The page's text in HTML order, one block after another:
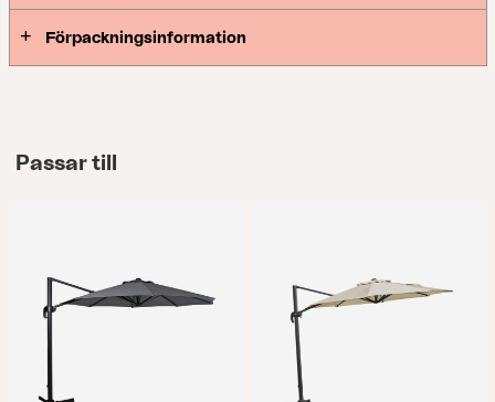
Förpackningsinformation
Passar till